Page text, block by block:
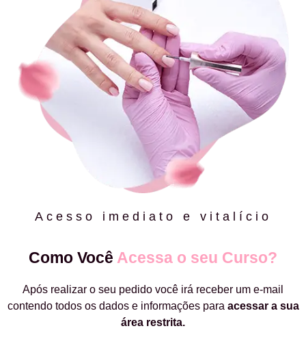
Acesso imediato e vitalício
Como Você Acessa o seu Curso?
Após realizar o seu pedido você irá receber um e-mail
contendo todos os dados e informações para acessar a sua
área restrita.